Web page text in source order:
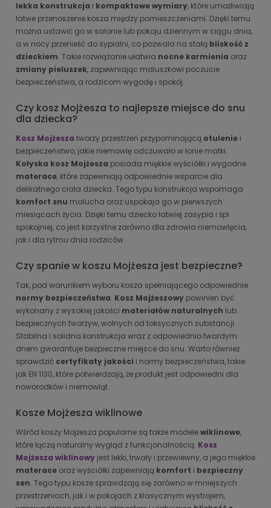
lekka konstrukcja i kompaktowe wymiary, które umożliwiają
łatwe przenoszenie kosza między pomieszczeniami. Dzięki temu
można ustawić go w salonie lub pokoju dziennym w ciągu dnia,
a w nocy przenieść do sypialni, co pozwala na stałą bliskość z
dzieckiem. Takie rozwiązanie ułatwia nocne karmienia oraz
zmiany pieluszek, zapewniając maluszkowi poczucie
bezpieczeństwa, a rodzicom wygodę i spokój.
Czy kosz Mojżesza to najlepsze miejsce do snu
dla dziecka?
Kosz Mojżesza tworzy przestrzeń przypominającą otulenie i
bezpieczeństwo, jakie niemowlę odczuwało w łonie matki.
Kołyska kosz Mojżesza posiada miękkie wyściółki i wygodne
materace, które zapewniają odpowiednie wsparcie dla
delikatnego ciała dziecka. Tego typu konstrukcja wspomaga
komfort snu malucha oraz uspokaja go w pierwszych
miesiącach życia. Dzięki temu dziecko łatwiej zasypia i śpi
spokojniej, co jest korzystne zarówno dla zdrowia niemowlęcia,
jak i dla rytmu dnia rodziców.
Czy spanie w koszu Mojżesza jest bezpieczne?
Tak, pod warunkiem wyboru kosza spełniającego odpowiednie
normy bezpieczeństwa. Kosz Mojżeszowy powinien być
wykonany z wysokiej jakości materiałów naturalnych lub
bezpiecznych tworzyw, wolnych od toksycznych substancji.
Stabilna i solidna konstrukcja wraz z odpowiednio twardym
dnem gwarantuje bezpieczne miejsce do snu. Warto również
sprawdzić certyfikaty jakości i normy bezpieczeństwa, takie
jak EN 1130, które potwierdzają, że produkt jest odpowiedni dla
noworodków i niemowląt.
Kosze Mojżesza wiklinowe
Wśród koszy Mojżesza popularne są także modelewiklinowe,
które łączą naturalny wygląd z funkcjonalnością. Kosz
Mojżesza wiklinowy jest lekki, trwały i przewiewny, a jego miękkie
materace oraz wyściółki zapewniają komfort i bezpieczny
sen. Tego typu kosze sprawdzają się zarówno w mniejszych
przestrzeniach, jak i w pokojach z klasycznym wystrojem,